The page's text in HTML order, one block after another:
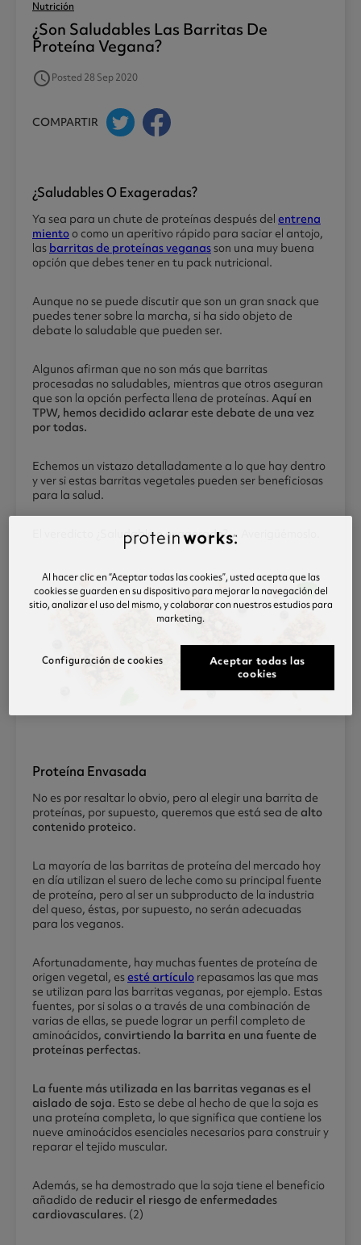
Nutrición
¿son Saludables Las Barritas De
Proteína Vegana?
access_timePosted 28 Sep 2020
COMPARTIR
¿saludables O Exageradas?
Ya sea para un chute de proteínas después del entrena
mientoo como un aperitivo rápido para saciar el antojo,
las barritas de proteínas veganasson una muy buena
opción que debes tener en tu pack nutricional.
Aunque no se puede discutir que son un gran snack que
puedes tener sobre la marcha, si ha sido objeto de
debate lo saludable que pueden ser.
Algunos afirman que no son más que barritas
procesadas no saludables, mientras que otros aseguran
que son la opción perfecta llena de proteínas. Aquí en
TPW, hemos decidido aclarar este debate de una vez
por todas.
Echemos un vistazo detalladamente a lo que hay dentro
y ver si estas barritas vegetales pueden ser beneficiosas
para la salud.
El veredicto ¿Saludable o exagerado?… Averigüémoslo.
Proteína Envasada
No es por resaltar lo obvio, pero al elegir una barrita de
proteínas, por supuesto, queremos que está sea de alto
contenido proteico.
La mayoría de las barritas de proteína del mercado hoy
en día utilizan el suero de leche como su principal fuente
de proteína, pero al ser un subproducto de la industria
del queso, éstas, por supuesto, no serán adecuadas
para los veganos.
Afortunadamente, hay muchas fuentes de proteína de
origen vegetal, esesté artículo repasamos las que mas
se utilizan para las barritas veganas, por ejemplo. Estas
fuentes, por si solas o a través de una combinación de
varias de ellas, se puede lograr un perfil completo de
aminoácidos, convirtiendo la barrita en una fuente de
proteínas perfectas.
La fuente más utilizada en las barritas veganas es el
aislado de soja. Esto se debe al hecho de que la soja es
una proteína completa, lo que significa que contiene los
nueve aminoácidos esenciales necesarios para construir y
reparar el tejido muscular.
Además, se ha demostrado que la soja tiene el beneficio
añadido de reducir el riesgo de enfermedades
cardiovasculares. (2)
Al hacer clic en “Aceptar todas las cookies”, usted acepta que las
cookies se guarden en su dispositivo para mejorar la navegación del
sitio, analizar el uso del mismo, y colaborar con nuestros estudios para
marketing.
Aceptar todas las
cookies
Configuración de cookies